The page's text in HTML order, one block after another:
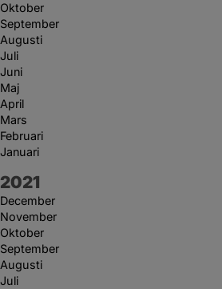
Oktober
September
Augusti
Juli
Juni
Maj
April
Mars
Februari
Januari
År:
2021
December
November
Oktober
September
Augusti
Juli